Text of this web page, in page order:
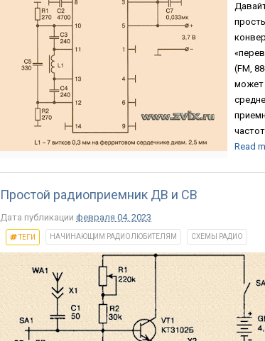
(FM,
может
Read
Простой радиоприемник ДВ и СВ
Дата публикации февраля 04, 2023
ТЕГИ НАЧИНАЮЩИМ РАДИОЛЮБИТЕЛЯМ СХЕМЫ РАДИО